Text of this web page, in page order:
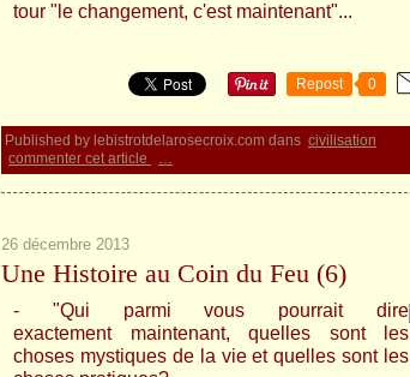
tour "le changement, c'est maintenant"...
Repost 0
Published by lebistrotdelarosecroix.com dans civilisation
commenter cet article
…
26 décembre 2013
Une Histoire au Coin du Feu (6)
- "Qui parmi vous pourrait dire
exactement maintenant, quelles sont les
choses mystiques de la vie et quelles sont les